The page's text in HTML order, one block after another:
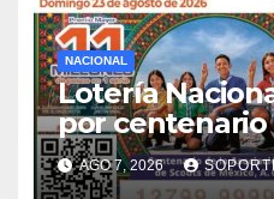
NACIONAL
Lotería
por centenario
Asociación de
México
AGO 7, 2026